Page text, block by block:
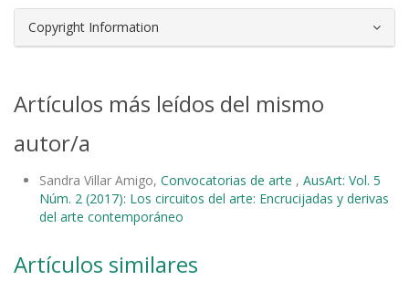
Copyright Information
Artículos más leídos del mismo
autor/a
Sandra Villar Amigo, Convocatorias de arte , AusArt: Vol. 5
Núm. 2 (2017): Los circuitos del arte: Encrucijadas y derivas
del arte contemporáneo
Artículos similares